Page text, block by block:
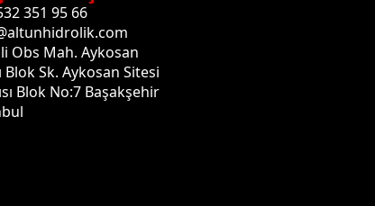
351 95 66
Obs Mah. Aykosan
Blok Sk. Aykosan Sitesi
Blok No:7 Başakşehir